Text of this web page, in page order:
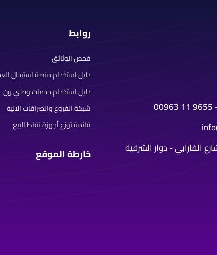
الفارابي - دوار الشرقية
روابط
فحص الوثائق
دليل استخدام منصة استبدال
دليل استخدام خدمات وطني ون
شبكة الفروع والصرافات الآلية
قائمة توزع أجهزة نقاط البيع
خارطة الموقع